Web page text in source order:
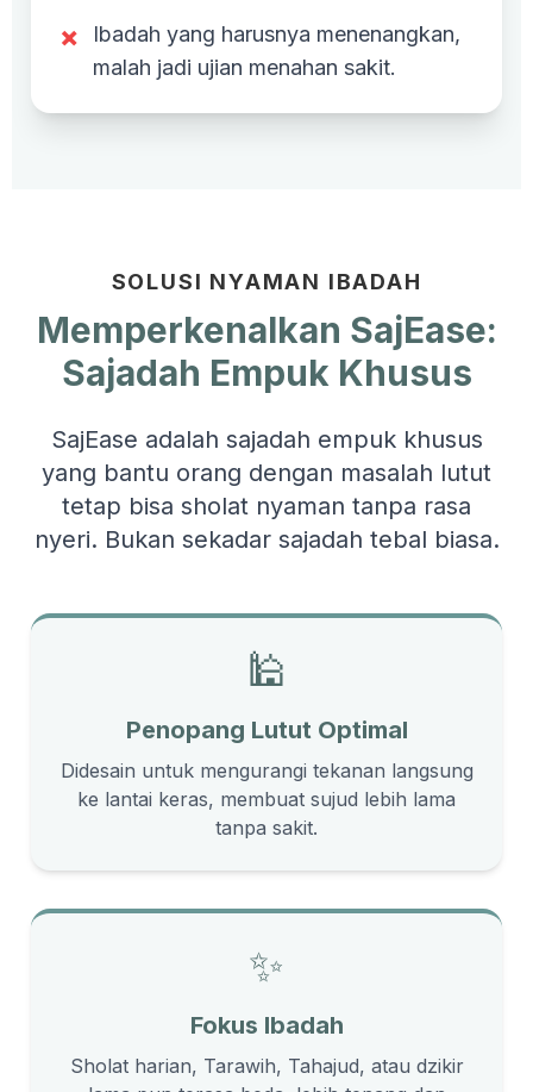
×
Ibadah yang harusnya menenangkan,
malah jadi ujian menahan sakit.
SOLUSI NYAMAN IBADAH
Memperkenalkan SajEase:
Sajadah Empuk Khusus
SajEase adalah sajadah empuk khusus
yang bantu orang dengan masalah lutut
tetap bisa sholat nyaman tanpa rasa
nyeri. Bukan sekadar sajadah tebal biasa.
🕌
Penopang Lutut Optimal
Didesain untuk mengurangi tekanan langsung
ke lantai keras, membuat sujud lebih lama
tanpa sakit.
✨
Fokus Ibadah
Sholat harian, Tarawih, Tahajud, atau dzikir